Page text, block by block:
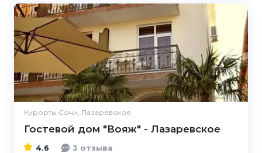
Курорты Сочи, Лазаревское
Гостевой дом "Вояж" - Лазаревское
4.6
3 отзыва